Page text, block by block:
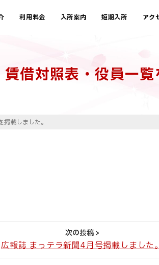
利用料金 入所案内 短期入所 アク
借対照表・役員一覧
載しました。
広報誌 まっテラ新聞4月号掲載しました